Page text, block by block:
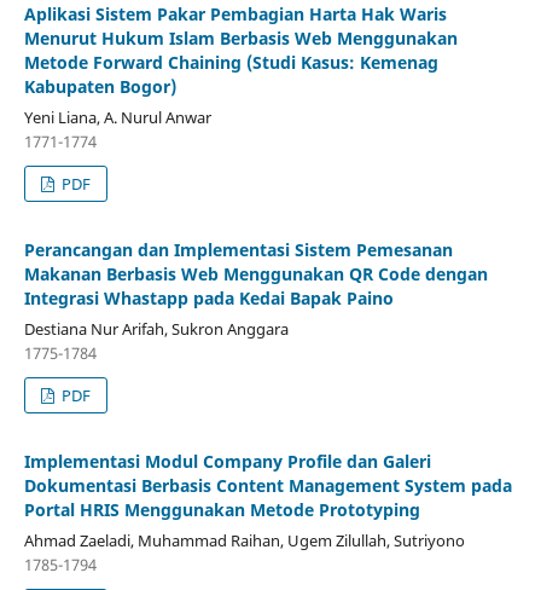
Aplikasi Sistem Pakar Pembagian Harta Hak Waris
Menurut Hukum Islam Berbasis Web Menggunakan
Metode Forward Chaining (Studi Kasus: Kemenag
Kabupaten Bogor)
Yeni Liana, A. Nurul Anwar
1771-1774
PDF
Perancangan dan Implementasi Sistem Pemesanan
Makanan Berbasis Web Menggunakan QR Code dengan
Integrasi Whastapp pada Kedai Bapak Paino
Destiana Nur Arifah, Sukron Anggara
1775-1784
PDF
Implementasi Modul Company Profile dan Galeri
Dokumentasi Berbasis Content Management System pada
Portal HRIS Menggunakan Metode Prototyping
Ahmad Zaeladi, Muhammad Raihan, Ugem Zilullah, Sutriyono
1785-1794